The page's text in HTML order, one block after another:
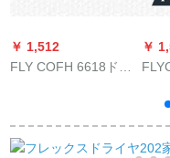
￥ 1,512
FLY COFH 6618ドラ
大出力マイナーは髪
の毛に傷をつけるド
￥
ー
ワ
ヤ